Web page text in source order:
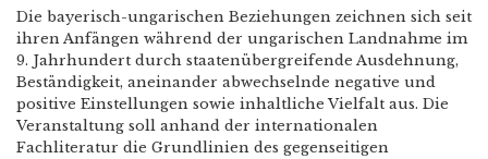
Die bayerisch-ungarischen Beziehungen zeichnen sich seit
ihren Anfängen während der ungarischen Landnahme im
9. Jahrhundert durch staatenübergreifende Ausdehnung,
Beständigkeit, aneinander abwechselnde negative und
positive Einstellungen sowie inhaltliche Vielfalt aus. Die
Veranstaltung soll anhand der internationalen
Fachliteratur die Grundlinien des gegenseitigen